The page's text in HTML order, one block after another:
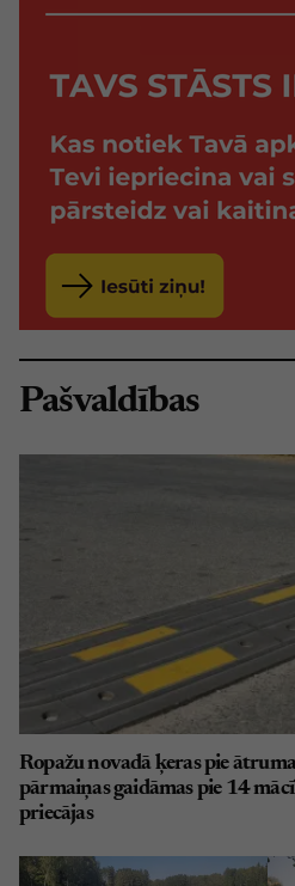
Pašvaldības
Ropažu novadā ķeras pie
pārmaiņas gaidāmas pie 14
priecājas